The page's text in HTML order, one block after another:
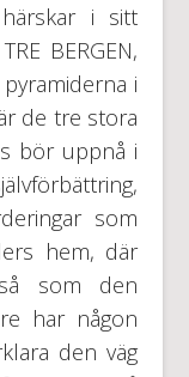
i sitt
BERGEN,
i
de tre stora
bör uppnå i
som
hem, där
som den
har någon
den väg